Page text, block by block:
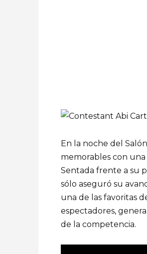
En la noche del
memorables con
Sentada frente a su
sólo aseguró su
una de las favoritas
espectadores,
de la competencia.